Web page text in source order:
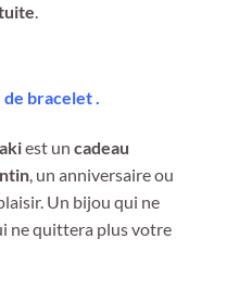
.
bracelet .
est un cadeau
, un anniversaire ou
Un bijou qui ne
ne quittera plus votre